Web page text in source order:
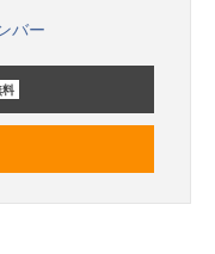
バー